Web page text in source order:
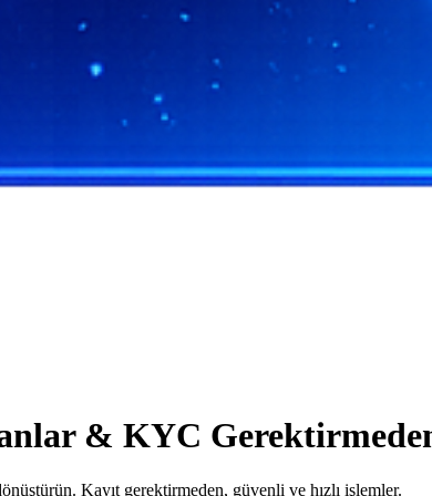
& KYC
Kayıt gerektirmeden, güvenli ve hızlı işlemler.